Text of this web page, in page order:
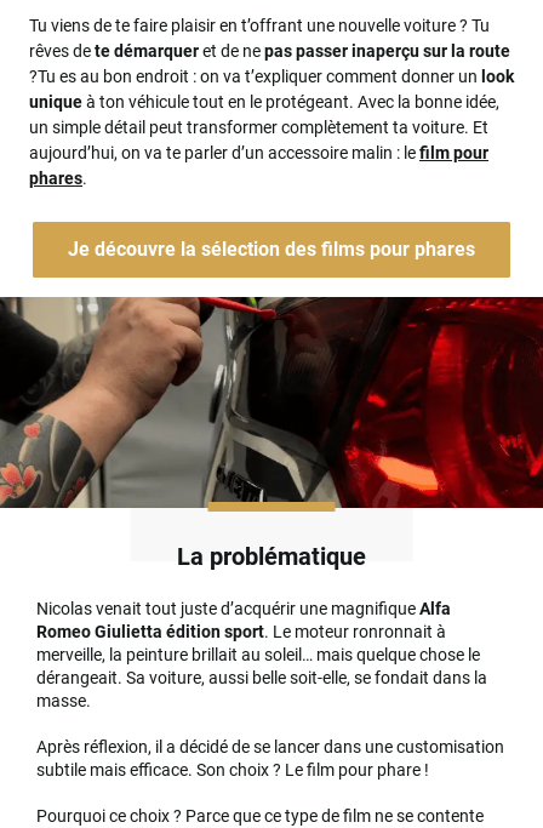
Tu viens de te faire plaisir en t’offrant une nouvelle voiture ? Tu
rêves dete démarqueret de nepas passer inaperçu sur la route
?Tu es au bon endroit : on va t’expliquer comment donner un look
uniqueà ton véhicule tout en le protégeant. Avec la bonne idée,
un simple détail peut transformer complètement ta voiture. Et
aujourd’hui, on va te parler d’un accessoire malin : lefilm pour
phares.
Je découvre la sélection des films pour phares
La problématique
Nicolas venait tout juste d’acquérir une magnifiqueAlfa
Romeo Giulietta édition sport. Le moteur ronronnait à
merveille, la peinture brillait au soleil… mais quelque chose le
dérangeait. Sa voiture, aussi belle soit-elle, se fondait dans la
masse.
Après réflexion, il a décidé de se lancer dans une customisation
subtile mais efficace. Son choix ? Le film pour phare !
Pourquoi ce choix ? Parce que ce type de film ne se contente